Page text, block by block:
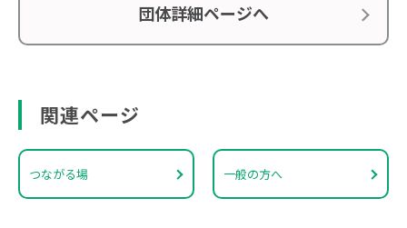
団体詳細ページへ
関連ページ
つながる場 一般の方へ